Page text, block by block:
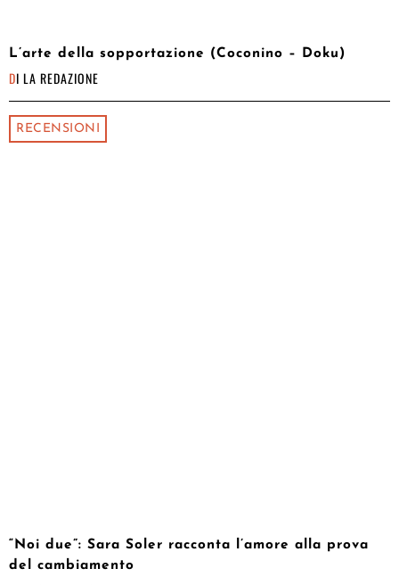
L’arte della sopportazione (Coconino – Doku)
DI LA REDAZIONE
RECENSIONI
“Noi due”: Sara Soler racconta l’amore alla prova
del cambiamento